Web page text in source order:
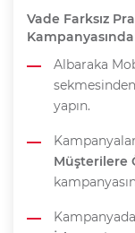
Vade Farksız
Albaraka
yapın.
Müşterilere